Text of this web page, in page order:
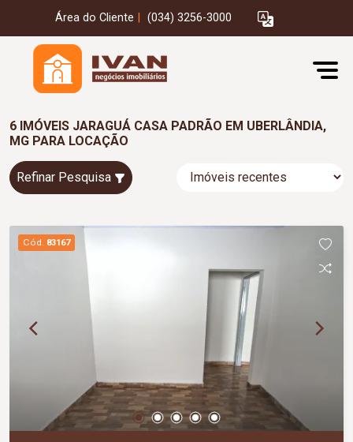
Área do Cliente (034) 3256-3000
6 IMÓVEIS JARAGUÁ CASA PADRÃO EM UBERLÂNDIA,
MG PARA LOCAÇÃO
Refinar Pesquisa
Cód. 83167